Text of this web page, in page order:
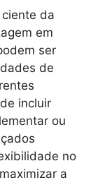
da
em
ser
de
incluir
ou
no
a